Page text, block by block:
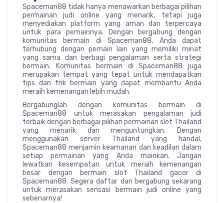
Spaceman88 tidak hanya menawarkan berbagai pilihan
permainan judi online yang menarik, tetapi juga
menyediakan platform yang aman dan terpercaya
untuk para pemainnya. Dengan bergabung dengan
komunitas bermain di Spaceman88, Anda dapat
terhubung dengan pemain lain yang memiliki minat
yang sama dan berbagi pengalaman serta strategi
bermain. Komunitas bermain di Spaceman88 juga
merupakan tempat yang tepat untuk mendapatkan
tips dan trik bermain yang dapat membantu Anda
meraih kemenangan lebih mudah.
Bergabunglah dengan komunitas bermain di
Spaceman88 untuk merasakan pengalaman judi
terbaik dengan berbagai pilihan permainan slot Thailand
yang menarik dan menguntungkan. Dengan
menggunakan server Thailand yang handal,
Spaceman88 menjamin keamanan dan keadilan dalam
setiap permainan yang Anda mainkan. Jangan
lewatkan kesempatan untuk meraih kemenangan
besar dengan bermain slot Thailand gacor di
Spaceman88. Segera daftar dan bergabung sekarang
untuk merasakan sensasi bermain judi online yang
sebenarnya!